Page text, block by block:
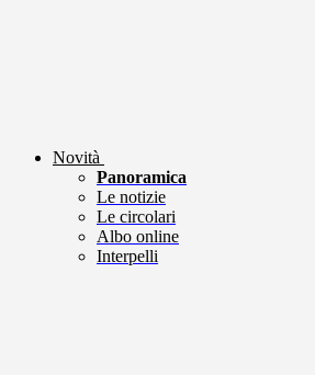
Novità
Panoramica
Le notizie
Le circolari
Albo online
Interpelli